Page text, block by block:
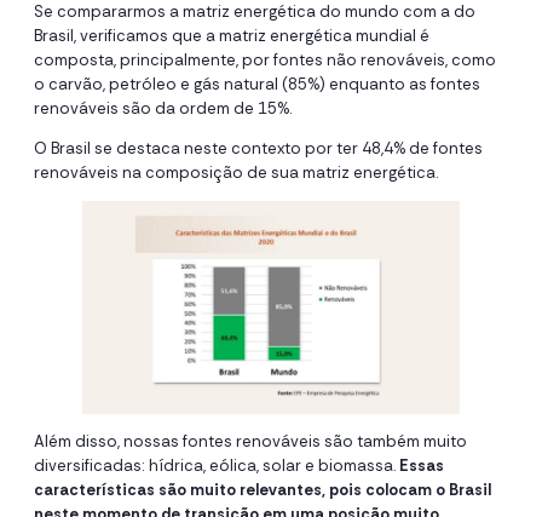
Se compararmos a matriz energética do mundo com a do
Brasil, verificamos que a matriz energética mundial é
composta, principalmente, por fontes não renováveis, como
o carvão, petróleo e gás natural (85%) enquanto as fontes
renováveis são da ordem de 15%.
O Brasil se destaca neste contexto por ter 48,4% de fontes
renováveis na composição de sua matriz energética.
Além disso, nossas fontes renováveis são também muito
diversificadas: hídrica, eólica, solar e biomassa. Essas
características são muito relevantes, pois colocam o Brasil